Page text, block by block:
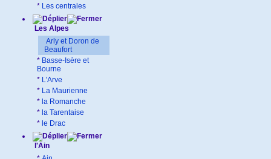
* Les centrales
Les Alpes
Arly et Doron de
Beaufort
* Basse-Isère et
Bourne
* L'Arve
* La Maurienne
* la Romanche
* la Tarentaise
* le Drac
l'Ain